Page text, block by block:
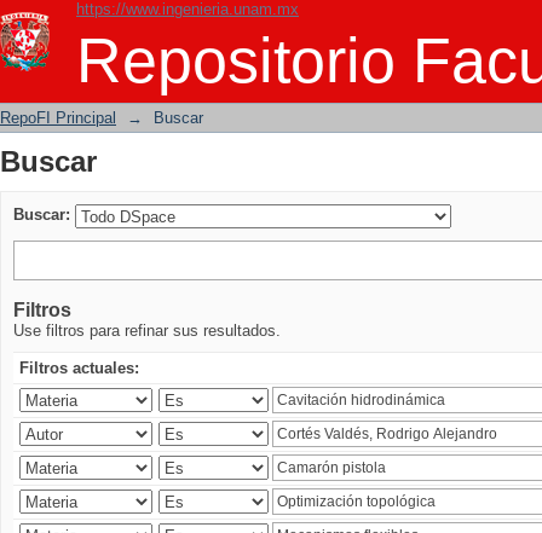
https://www.ingenieria.unam.mx
Repositorio
Buscar
RepoFI Principal → Buscar
Buscar
Buscar:
Filtros
Use filtros para refinar sus resultados.
Filtros actuales: